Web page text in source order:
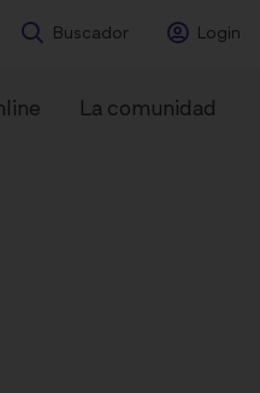
Buscador Login
La comunidad